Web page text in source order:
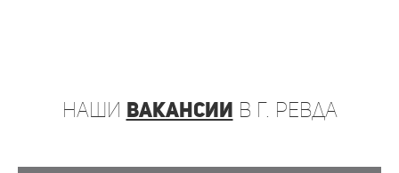
наши вакансии в г. Ревда